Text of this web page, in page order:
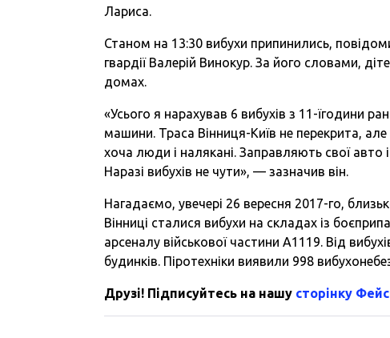
Лариса.
Станом на 13:30 вибухи припинились,
гвардії Валерій Винокур. За його словами,
домах.
«Усього я нарахував 6 вибухів з 11-їгодини
машини. Траса Вінниця-Київ не перекрита,
хоча люди і налякані. Заправляють свої авто
Наразі вибухів не чути», — зазначив він.
Нагадаємо, увечері 26 вересня 2017-го,
Вінниці сталися вибухи на складах із
арсеналу військової частини А1119. Від
будинків. Піротехніки виявили 998
Друзі! Підписуйтесь на нашу сторінку